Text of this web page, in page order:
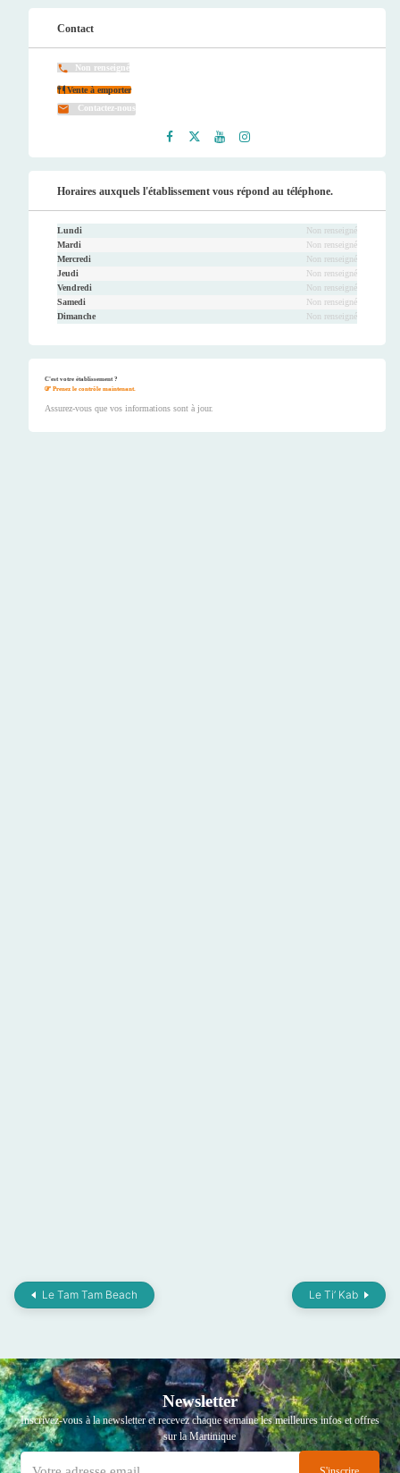
Contact
Non renseigné
Vente à emporter
Contactez-nous
ook
er
be
ram
Horaires auxquels l'établissement vous répond au téléphone.
Lundi
Non renseigné
Mardi
Non renseigné
Mercredi
Non renseigné
Jeudi
Non renseigné
Vendredi
Non renseigné
Samedi
Non renseigné
Dimanche
Non renseigné
C'est votre établissement ?
Prenez le contrôle maintenant.
Assurez-vous que vos informations sont à jour.
Le Tam Tam Beach Le Ti’ Kab
Newsletter
Inscrivez-vous à la newsletter et recevez chaque semaine les meilleures infos et offres
sur la Martinique